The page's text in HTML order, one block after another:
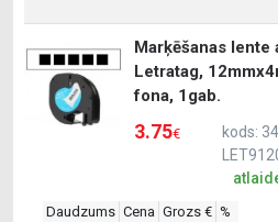
Marķēšanas lente
Letratag,
fona, 1gab.
3.75€
kods:
Daudzums Cena Grozs € %